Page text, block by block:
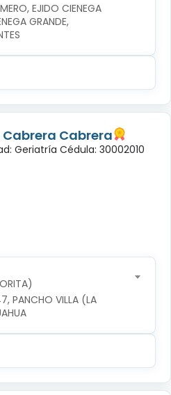
EJIDO CIENEGA
GRANDE,
Cabrera Cabrera
Geriatría Cédula: 30002010